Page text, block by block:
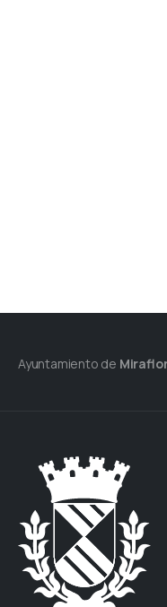
Ayuntamiento de